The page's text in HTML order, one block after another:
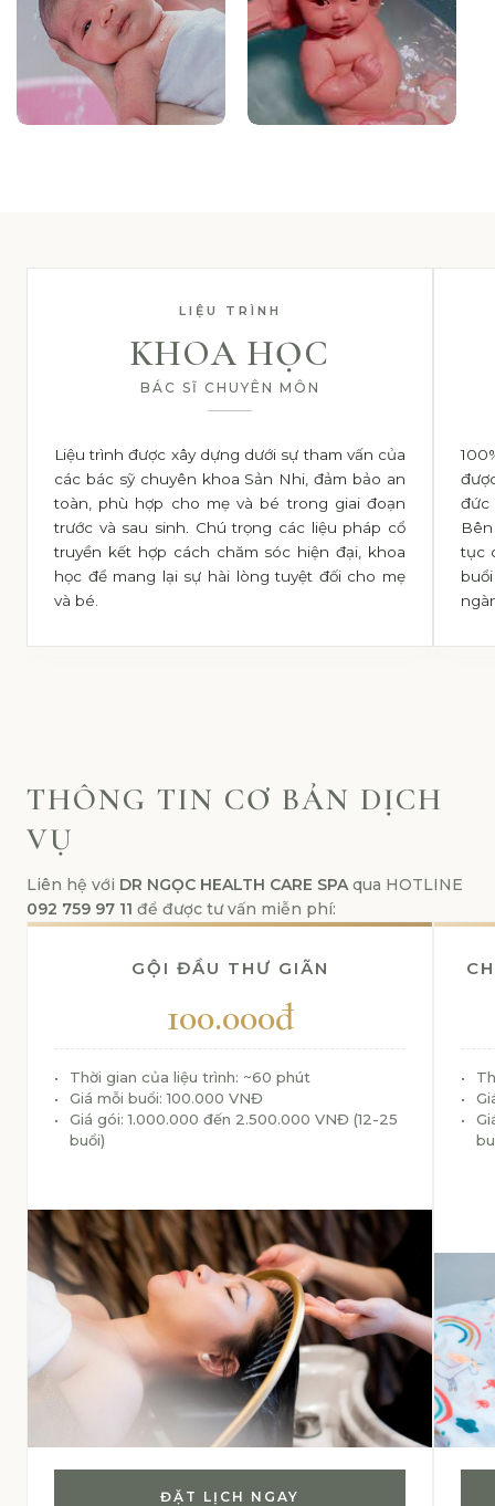
LIỆU TRÌNH
KHOA HỌC
BÁC SĨ CHUYÊN MÔN
Liệu trình được xây dựng dưới sự tham vấn của
các bác sỹ chuyên khoa Sản Nhi, đảm bảo an
toàn, phù hợp cho mẹ và bé trong giai đoạn
trước và sau sinh. Chú trọng các liệu pháp cổ
truyền kết hợp cách chăm sóc hiện đại, khoa
học để mang lại sự hài lòng tuyệt đối cho mẹ
và bé.
đức
tục
THÔNG TIN CƠ BẢN DỊCH
VỤ
Liên hệ với DR NGỌC HEALTH CARE SPAqua HOTLINE
092 759 97 11 để được tư vấn miễn phí:
GỘI ĐẦU THƯ GIÃN
100.000đ
Thời gian của liệu trình: ~60 phút
Giá mỗi buổi: 100.000 VNĐ
Giá gói: 1.000.000 đến 2.500.000 VNĐ (12-25
buổi)
ĐẶT LỊCH NGAY